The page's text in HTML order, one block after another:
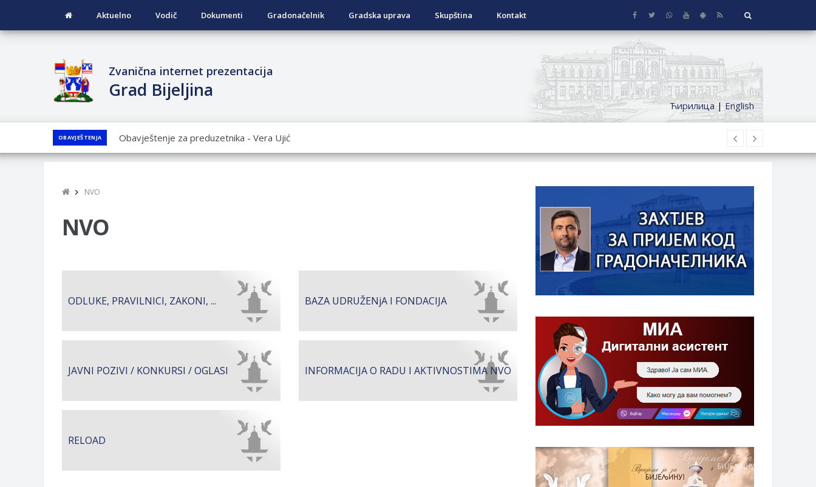
Aktuelno Vodič Dokumenti Gradonačelnik Gradska uprava Skupština Kontakt
Ћирилица|English
Zvanična internet prezentacija
Grad Bijeljina
OBAVJEŠTENJA
JAVNI POZIV ZA PRIJAVU NEPROPISNOG ODLAGANjA OTPADA UZ DODJELU FINANSIJSKE NAGRADE
JAVNI KONKURS ZA DODJELU BESPOVRATNIH SREDSTAVA ZA SUFINANSIRANjE KUPOVINE SEOSKE KUĆE SA OKUĆNICOM NA TERITORIJI
PRELIMINARNA RANG LISTA KANDIDATA KOJI SU OSTVARILI PRAVO NA GRADSKI MJESEČNI BORAČKI DODATAK ZA DEMOBILISANE BORCE
Obrasci zahtjeva za regresirano gorivo dostupni od 13. marta do 15. novembra
Zahtjev za izdavanje PONOSNE KARTICE
Obavještenje o zabrani saobraćaja 6. i 7. avgusta
Obavještenje za preduzetnika - Vera Ujić
NVO
NVO
ODLUKE, PRAVILNICI, ZAKONI, ... BAZA UDRUŽENjA I FONDACIJA
JAVNI POZIVI / KONKURSI / OGLASI INFORMACIJA O RADU I AKTIVNOSTIMA NVO
RELOAD